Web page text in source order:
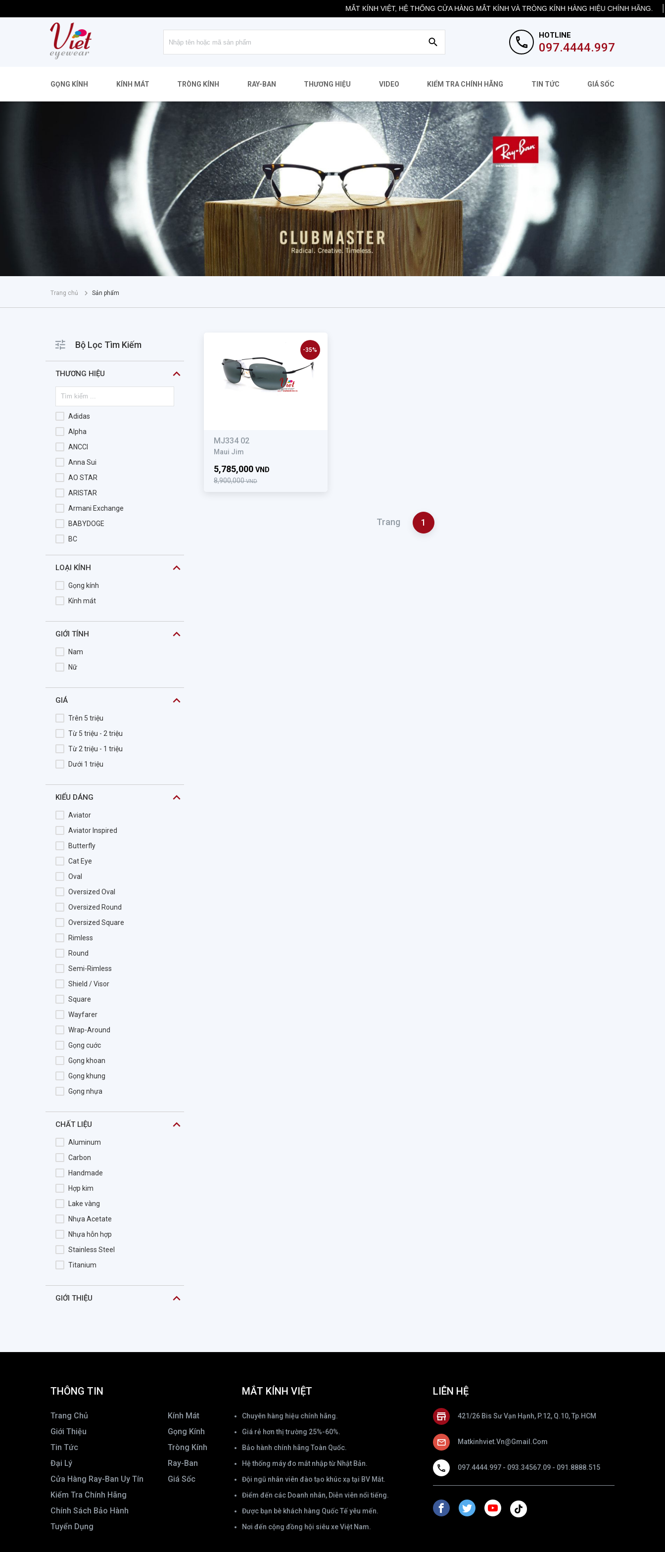
MẮT KÍNH VIỆT, HỆ THỐNG CỬA HÀNG MẮT KÍNH VÀ TRÒNG KÍNH HÀNG HIỆU CHÍNH HÃNG. SHIP
HOTLINE
097.4444.997
GỌNG KÍNH KÍNH MÁT TRÒNG KÍNH RAY-BAN THƯƠNG HIỆU VIDEO KIỂM TRA CHÍNH HÃNG TIN TỨC GIÁ SỐC
Trang chủ Sản phẩm
Bộ Lọc Tìm Kiếm
THƯƠNG HIỆU
Adidas
Alpha
ANCCI
Anna Sui
AO STAR
ARISTAR
Armani Exchange
BABYDOGE
BC
BeBe
BENTLEY
Blake
BOLON
Burberry
Camila
CARACTERE
Careermen
Carl Zeiss
Carrera
Cartelo
Cartier
Catino
Celebrity
CELINE DION
CEO.V
Challiol
Charmaine
Charmant
Charriol
Chemi
Chopard
Christian Dior
Chrome Hearts
COACH
Dakota Smith
Diesel
Diesny Kid
DODO
Dolce & Gabbana
DXO
Esplendor
FENDI
FLYER
Fortet
FRED
FURLA
G.M Surne
GENTLE MONSTER
LOẠI KÍNH
Gọng kính
Kính mát
GIỚI TÍNH
Nam
Nữ
GIÁ
Trên 5 triệu
Từ 5 triệu - 2 triệu
Từ 2 triệu - 1 triệu
Dưới 1 triệu
KIỂU DÁNG
Aviator
Aviator Inspired
Butterfly
Cat Eye
Oval
Oversized Oval
Oversized Round
Oversized Square
Rimless
Round
Semi-Rimless
Shield / Visor
Square
Wayfarer
Wrap-Around
Gọng cuớc
Gọng khoan
Gọng khung
Gọng nhựa
CHẤT LIỆU
Aluminum
Carbon
Handmade
Hợp kim
Lake vàng
Nhựa Acetate
Nhựa hỗn hợp
Stainless Steel
Titanium
GIỚI THIỆU
MJ334 02
Maui Jim
8,900,000VND
5,785,000 VND
-35%
Trang 1
THÔNG TIN
Trang Chủ
Giới Thiệu
Tin Tức
Đại Lý
Cửa Hàng Ray-Ban Uy Tín
Kiểm Tra Chính Hãng
Chính Sách Bảo Hành
Tuyển Dụng
Kính Mát
Gọng Kính
Tròng Kính
Ray-Ban
Giá Sốc
MẮT KÍNH VIỆT
Chuyên hàng hiệu chính hãng.
Giá rẻ hơn thị trường 25%-60%.
Bảo hành chính hãng Toàn Quốc.
Hệ thống máy đo mắt nhập từ Nhật Bản.
Đội ngũ nhân viên đào tạo khúc xạ tại BV Mắt.
Điểm đến các Doanh nhân, Diễn viên nổi tiếng.
Được bạn bè khách hàng Quốc Tế yêu mến.
Nơi đến cộng đồng hội siêu xe Việt Nam.
LIÊN HỆ
421/26 Bis Sư Vạn Hạnh, P.12, Q.10, Tp.HCM
Matkinhviet.vn@gmail.com
097.4444.997 - 093.34567.09 - 091.8888.515